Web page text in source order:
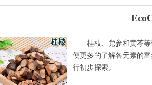
桂枝、党参和黄芩
便更多的了解各元素的
行初步探索。